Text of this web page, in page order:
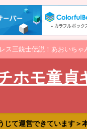
三銃士伝説！あおいちゃ
ホモ童貞
て運営できています＞